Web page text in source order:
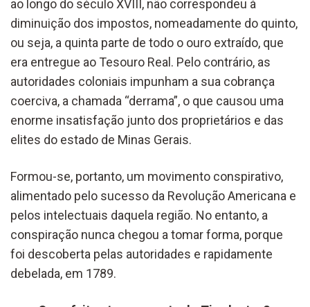
ao longo do século XVIII, não correspondeu à
diminuição dos impostos, nomeadamente do quinto,
ou seja, a quinta parte de todo o ouro extraído, que
era entregue ao Tesouro Real. Pelo contrário, as
autoridades coloniais impunham a sua cobrança
coerciva, a chamada “derrama”, o que causou uma
enorme insatisfação junto dos proprietários e das
elites do estado de Minas Gerais.
Formou-se, portanto, um movimento conspirativo,
alimentado pelo sucesso da Revolução Americana e
pelos intelectuais daquela região. No entanto, a
conspiração nunca chegou a tomar forma, porque
foi descoberta pelas autoridades e rapidamente
debelada, em 1789.